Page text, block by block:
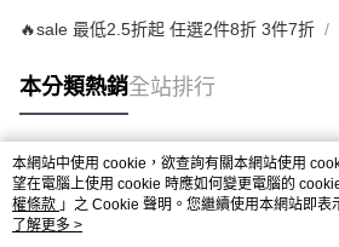
🔥sale 最低2.5折起 任選2件8折 3件7折
本分類熱銷全站排行
熱門標籤
本網站中使用 cookie，欲查詢有關本網站使用
望在電腦上使用 cookie 時應如何變更電腦的
權條款 」之 Cookie 聲明。您繼續使用本網站即表
用條款之 Cookie 聲明使用 cookie。
了解更多 >